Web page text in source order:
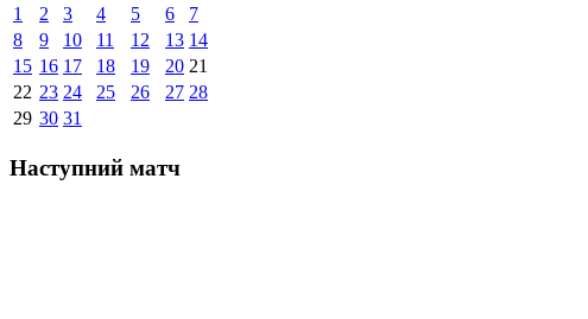
1
2 3 4 5 6
7
8
9 10 11 12 13 14
15 16 17 18 19 20 21
22 23 24 25 26 27 28
29 30 31
Наступний матч